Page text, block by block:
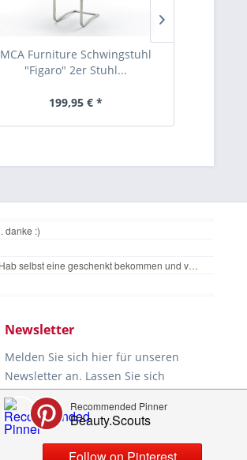
MCA Furniture Schwingstuhl
"Figaro" 2er Stuhl...
199,95 € *
Newsletter
Melden Sie sich hier für unseren
Newsletter an. Lassen Sie sich
rechtzeitig und automatisch über
unsere News und aktuellen
Angebote informieren. Ihre Daten
werden nicht an DritteAktiv